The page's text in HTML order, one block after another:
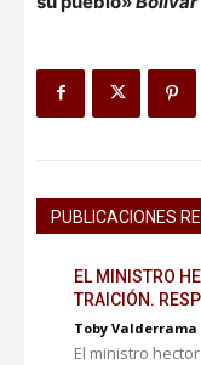
PUBLICACIONES
EL MINISTRO
TRAICIÓN.
Toby
El ministro